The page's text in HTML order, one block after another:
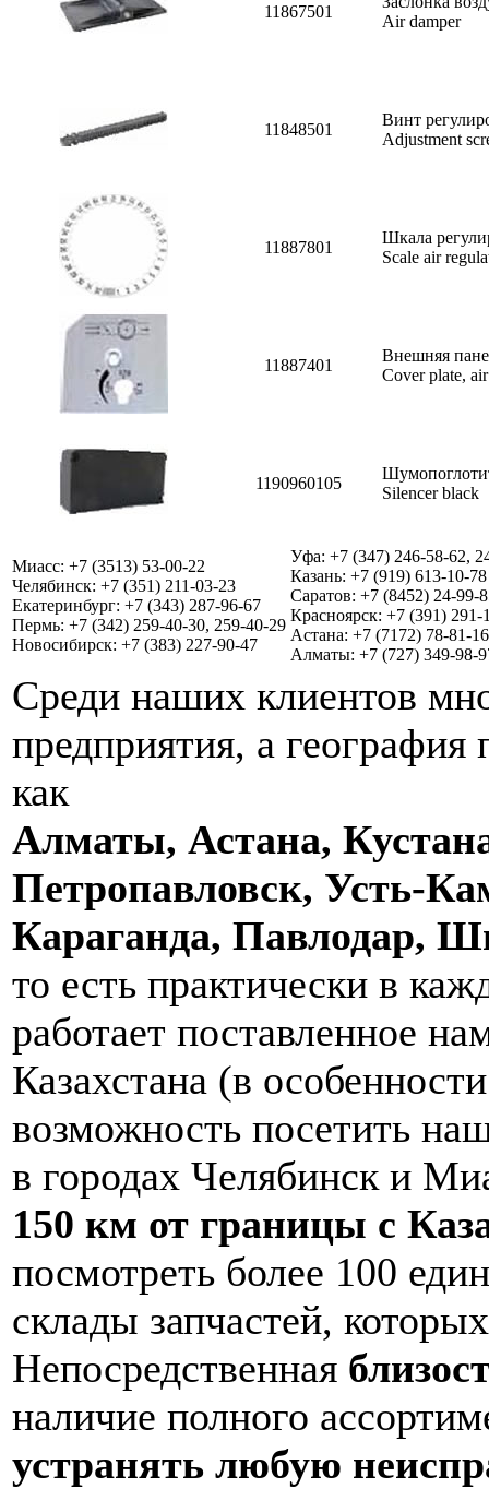
11867501
Air damper
11848501
Винт
Adjustment
11887801
Шкала
Scale air
11887401
Внешняя
Cover plate,
1190960105
Silencer black
Миасс: +7 (3513) 53-00-22
Челябинск: +7 (351) 211-03-23
Екатеринбург: +7 (343) 287-96-67
Пермь: +7 (342) 259-40-30, 259-40-29
Новосибирск: +7 (383) 227-90-47
Уфа: +7 (347) 246-58-62,
Казань: +7 (919) 613-10-78
Саратов: +7 (8452) 24-99-
Красноярск: +7 (391) 291-
Астана: +7 (7172) 78-81-16
Алматы: +7 (727) 349-98-
Среди наших клиентов
предприятия, а география
как
Алматы, Астана,
Петропавловск, Усть-
Караганда, Павлодар,
то есть практически в
работает поставленное
Казахстана (в
возможность посетить
в городах Челябинск и
150 км от границы с
посмотреть более 100
склады запчастей,
Непосредственная
наличие полного
устранять любую